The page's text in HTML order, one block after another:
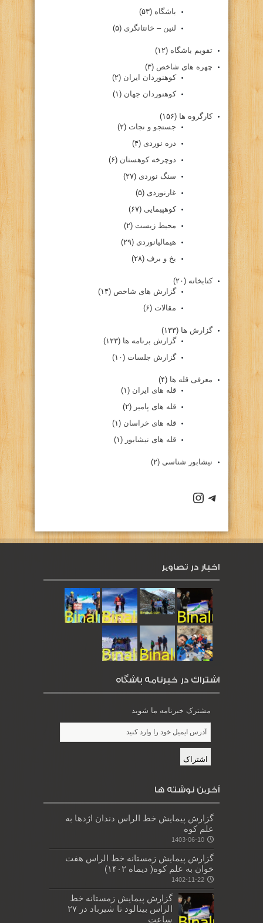
باشگاه (۵۳)
لنین – خانتانگری (۵)
تقویم باشگاه (۱۲)
چهره های شاخص (۳)
کوهنوردان ایران (۲)
کوهنوردان جهان (۱)
کارگروه ها (۱۵۶)
جستجو و نجات (۲)
دره نوردی (۴)
دوچرخه کوهستان (۶)
سنگ نوردی (۲۷)
غارنوردی (۵)
کوهپیمایی (۶۷)
محیط زیست (۲)
هیمالیانوردی (۲۹)
یخ و برف (۲۸)
کتابخانه (۲۰)
گزارش های شاخص (۱۴)
مقالات (۶)
گزارش ها (۱۳۳)
گزارش برنامه ها (۱۲۳)
گزارش جلسات (۱۰)
معرفی قله ها (۴)
قله های ایران (۱)
قله های پامیر (۲)
قله های خراسان (۱)
قله های نیشابور (۱)
نیشابور شناسی (۲)
كانال تلگرام باشگاه
صفحه اينستاگرام باشگاه
اخبار در تصاویر
اشتراك در خبرنامه باشگاه
مشترک خبرنامه ما شوید
آخرین نوشته ها
گزارش پیمایش خط الراس دندان اژدها به
علم کوه
1403-06-10
گزارش پیمایش زمستانه خط الراس هفت
خوان به علم کوه( دیماه ۱۴۰۲)
1402-11-22
گزارش پیمایش زمستانه خط
الراس بینالود تا شیرباد در ۲۷
ساعت